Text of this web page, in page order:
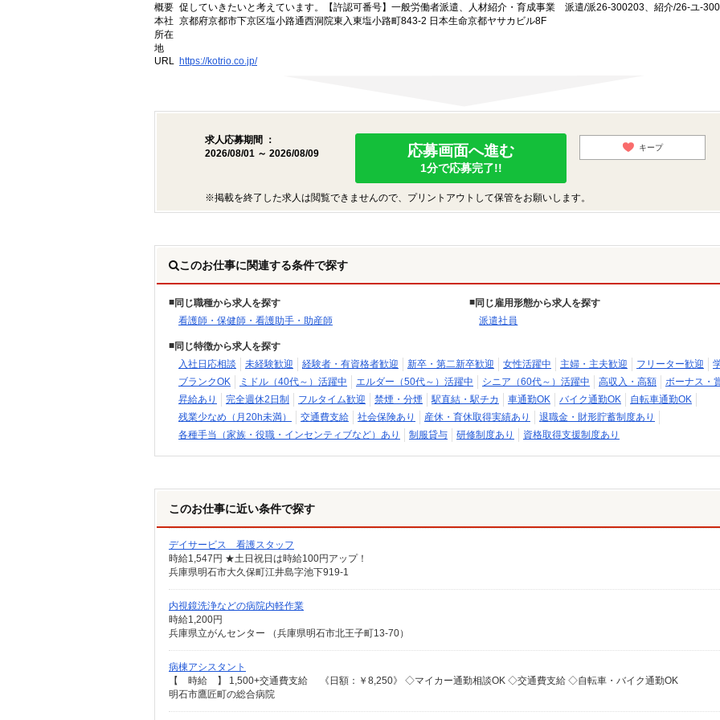
概要 促していきたいと考えています。【許認可番号】一般労働者派遣、人材紹介・育成事業 派遣/派26-300203、紹介/26-ユ-
本社
所在
地
京都府京都市下京区塩小路通西洞院東入東塩小路町843-2 日本生命京都ヤサカビル8F
URL https://kotrio.co.jp/
求人応募期間 ：
2026/08/01 ～ 2026/08/09
応募画面へ進む
1分で応募完了!!
キープ
※掲載を終了した求人は閲覧できませんので、プリントアウトして保管をお願いします。
このお仕事に関連する条件で探す
同じ職種から求人を探す
看護師・保健師・看護助手・助産師
同じ雇用形態から求人を探す
派遣社員
同じ特徴から求人を探す
入社日応相談
未経験歓迎 経験者・有資格者歓迎 新卒・第二新卒歓迎 女性活躍中 主婦・主夫歓迎 フリーター歓迎
ブランクOK
ミドル（40代～）活躍中 エルダー（50代～）活躍中 シニア（60代～）活躍中 高収入・高額
ボーナス・
昇給あり
完全週休2日制 フルタイム歓迎 禁煙・分煙 駅直結・駅チカ 車通勤OK バイク通勤OK
自転車通勤OK
残業少なめ（月20h未満）
交通費支給 社会保険あり 産休・育休取得実績あり
退職金・財形貯蓄制度あり
各種手当（家族・役職・インセンティブなど）あり
制服貸与 研修制度あり 資格取得支援制度あり
このお仕事に近い条件で探す
デイサービス 看護スタッフ
時給1,547円 ★土日祝日は時給100円アップ！
兵庫県明石市大久保町江井島字池下919-1
内視鏡洗浄などの病院内軽作業
時給1,200円
兵庫県立がんセンター （兵庫県明石市北王子町13-70）
病棟アシスタント
【 時給 】 1,500+交通費支給 《日額：￥8,250》 ◇マイカー通勤相談OK ◇交通費支給 ◇自転車・バイク通勤OK
明石市鷹匠町の総合病院